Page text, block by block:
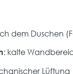
dem Duschen
: kalte
Lüftung